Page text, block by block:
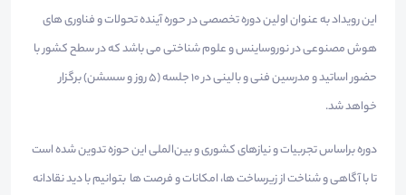
این رویداد به عنوان اولین دوره تخصصی در حوره آینده تحولات و فناوری های
هوش مصنوعی در نوروساینس و علوم شناختی می باشد که در سطح کشور با
حضور اساتید و مدرسین فنی و بالینی در 10 جلسه (5 روز و سسشن) برگزار
خواهد شد.
دوره براساس تجربیات و نیازهای کشوری و بین‌الملی این حوزه تدوین شده است
تا با آگاهی و شناخت از زیرساخت ها، امکانات و فرصت ها بتوانیم با دید نقادانه